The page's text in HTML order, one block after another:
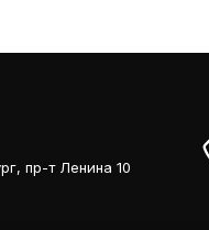
пр-т Ленина 10